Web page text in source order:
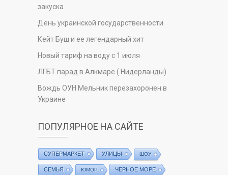
закуска
День украинской государственности
Кейт Буш и ее легендарный хит
Новый тариф на воду с 1 июля
ЛГБТ парад в Алкмаре ( Нидерланды)
Вождь ОУН Мельник перезахоронен в
Украине
ПОПУЛЯРНОЕ НА САЙТЕ
СУПЕРМАРКЕТ УЛИЦЫ ШОУ
СЕМЬЯ ЮМОР ЧЕРНОЕ МОРЕ